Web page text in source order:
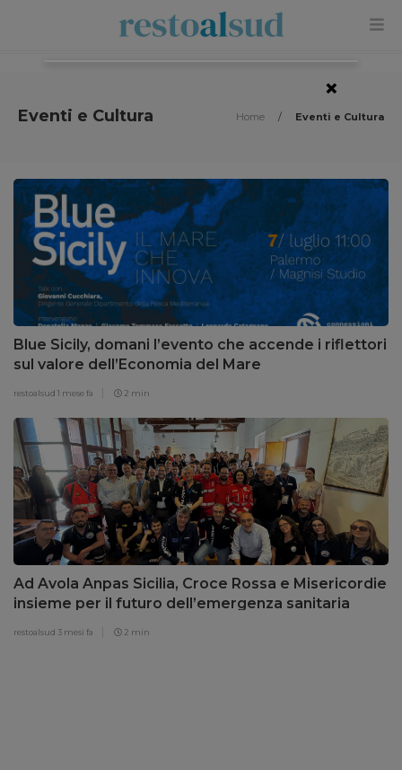
Eventi e Cultura Home / Eventi e Cultura
Blue Sicily, domani l’evento che accende i riflettori
sul valore dell’Economia del Mare
restoalsud 1 mese fa 2 min
Ad Avola Anpas Sicilia, Croce Rossa e Misericordie
insieme per il futuro dell’emergenza sanitaria
restoalsud 3 mesi fa 2 min
×